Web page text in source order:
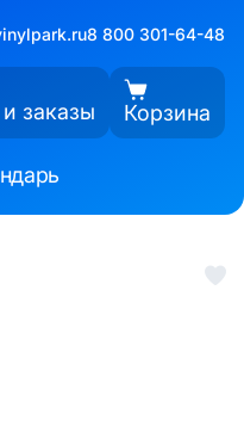
8 800 301-64-48
заказы Корзина